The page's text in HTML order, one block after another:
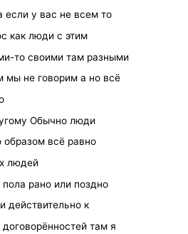
если у вас не всем то
как люди с этим
то своими там разными
мы не говорим а но всё
Обычно люди
образом всё равно
людей
рано или поздно
действительно к
там я